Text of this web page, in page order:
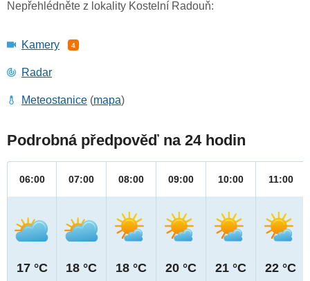
Nepřehlédněte z lokality Kostelní Radouň:
Kamery 4
Radar
Meteostanice (mapa)
Podrobná předpověď na 24 hodin
06:00
17 °C
07:00
18 °C
08:00
18 °C
09:00
20 °C
10:00
21 °C
11:00
22 °C